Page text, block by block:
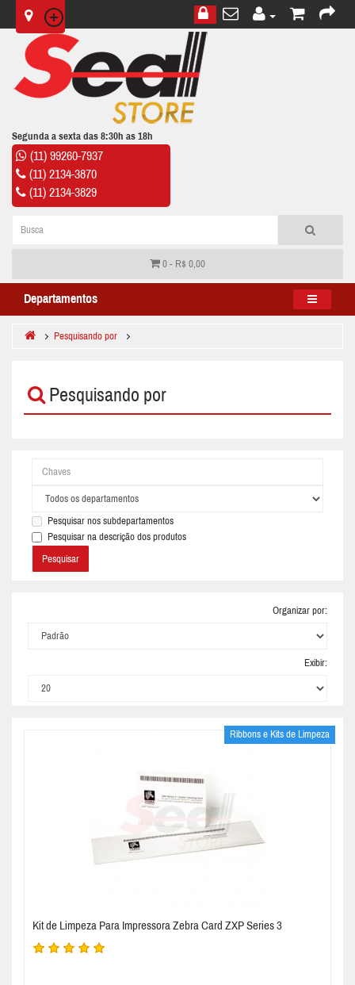
Segunda a sexta das 8:30h as 18h
(11) 99260-7937
(11) 2134-3870
(11) 2134-3829
0 - R$ 0,00
Departamentos
Pesquisando por
Pesquisando por
Pesquisar nos subdepartamentos
Pesquisar na descrição dos produtos
Organizar por:
Exibir:
Ribbons e Kits de Limpeza
Kit de Limpeza Para Impressora Zebra Card ZXP Series 3